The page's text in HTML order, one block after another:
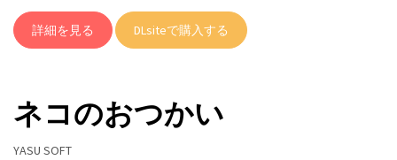
詳細を見る DLsiteで購入する
ネコのおつかい
YASU SOFT